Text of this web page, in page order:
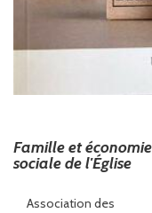
Famille et
sociale de l'Église
Association des